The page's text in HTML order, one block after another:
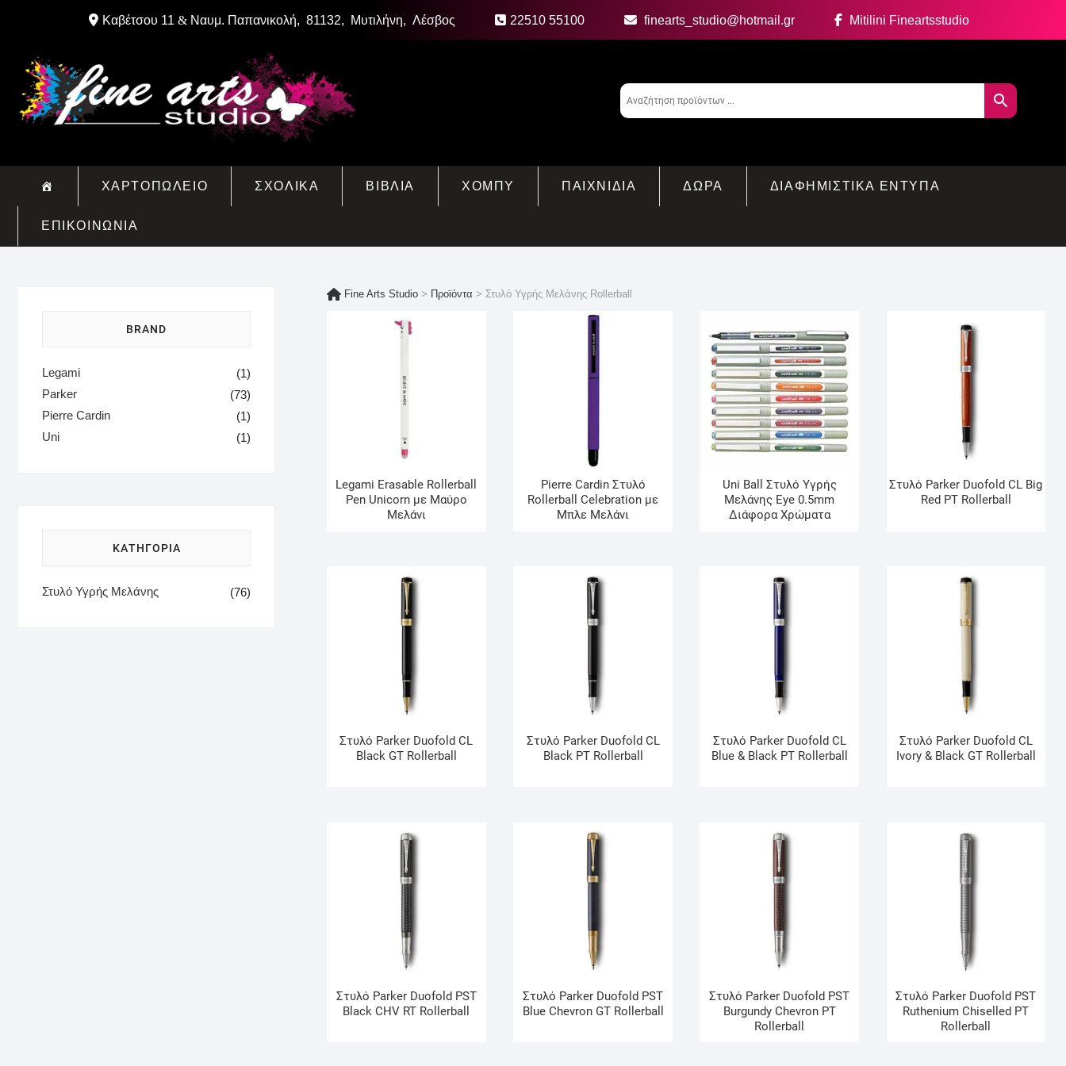
Καβέτσου 11 & Ναυμ. Παπανικολή, 81132, Μυτιλήνη, Λέσβος 22510 55100 finearts_studio@hotmail.gr Mitilini Fineartsstudio
ΧΑΡΤΟΠΩΛΕΙΟ ΣΧΟΛΙΚΑ ΒΙΒΛΙΑ ΧΟΜΠΥ ΠΑΙΧΝΙΔΙΑ ΔΩΡΑ ΔΙΑΦΗΜΙΣΤΙΚΑ ΕΝΤΥΠΑ
ΕΠΙΚΟΙΝΩΝΙΑ
Fine Arts Studio > Προϊόντα > Στυλό Υγρής Μελάνης Rollerball
Legami Erasable Rollerball
Pen Unicorn με Μαύρο
Mελάνι
Pierre Cardin Στυλό
Rollerball Celebration με
Μπλε Mελάνι
Uni Βall Στυλό Υγρής
Μελάνης Eye 0.5mm
Διάφορα Χρώματα
Στυλό Parker Duofold CL Big
Red ΡΤ Rollerball
Στυλό Parker Duofold CL
Black GT Rollerball
Στυλό Parker Duofold CL
Black ΡΤ Rollerball
Στυλό Parker Duofold CL
Blue & Black ΡΤ Rollerball
Στυλό Parker Duofold CL
Ivory & Black GT Rollerball
Στυλό Parker Duofold PST
Black CHV RT Rollerball
Στυλό Parker Duofold PST
Blue Chevron GT Rollerball
Στυλό Parker Duofold PST
Burgundy Chevron ΡΤ
Rollerball
Στυλό Parker Duofold PST
Ruthenium Chiselled ΡΤ
Rollerball
BRAND
Legami
(1)
Parker
(73)
Pierre Cardin
(1)
Uni
(1)
ΚΑΤΗΓΟΡΙΑ
Στυλό Υγρής Μελάνης (76)